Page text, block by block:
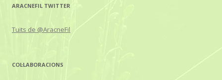
ARACNEFIL TWITTER
Tuits de @AracneFil
COL·LABORACIONS